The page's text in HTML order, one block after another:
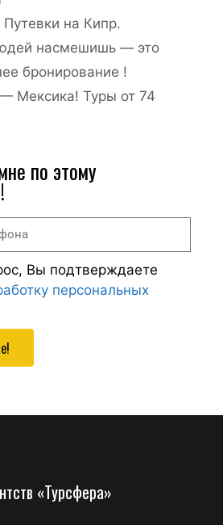
на Кипр.
насмешишь — это
бронирование !
Мексика! Туры от 74
по этому
Вы подтверждаете
персональных
«Турсфера»